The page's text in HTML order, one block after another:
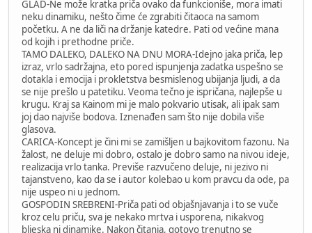
GLAD-Ne može kratka priča ovako da funkcioniše, mora imati
neku dinamiku, nešto čime će zgrabiti čitaoca na samom
početku. A ne da liči na držanje katedre. Pati od većine mana
od kojih i prethodne priče.
TAMO DALEKO, DALEKO NA DNU MORA-Idejno jaka priča, lep
izraz, vrlo sadržajna, eto pored ispunjenja zadatka uspešno se
dotakla i emocija i prokletstva besmislenog ubijanja ljudi, a da
se nije prešlo u patetiku. Veoma tečno je ispričana, najlepše u
krugu. Kraj sa Kainom mi je malo pokvario utisak, ali ipak sam
joj dao najviše bodova. Iznenađen sam što nije dobila više
glasova.
CARICA-Koncept je čini mi se zamišljen u bajkovitom fazonu. Na
žalost, ne deluje mi dobro, ostalo je dobro samo na nivou ideje,
realizacija vrlo tanka. Previše razvučeno deluje, ni jezivo ni
tajanstveno, kao da se i autor kolebao u kom pravcu da ode, pa
nije uspeo ni u jednom.
GOSPODIN SREBRENI-Priča pati od objašnjavanja i to se vuče
kroz celu priču, sva je nekako mrtva i usporena, nikakvog
bljeska ni dinamike. Nakon čitanja, gotovo trenutno se